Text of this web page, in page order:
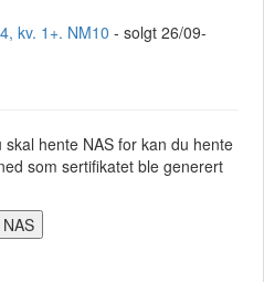
kv. 1+. NM10 - solgt 26/09-
hente NAS for kan du hente
som sertifikatet ble generert